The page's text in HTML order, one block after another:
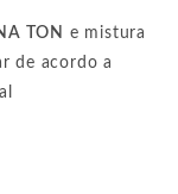
TON
e mistura
de acordo a